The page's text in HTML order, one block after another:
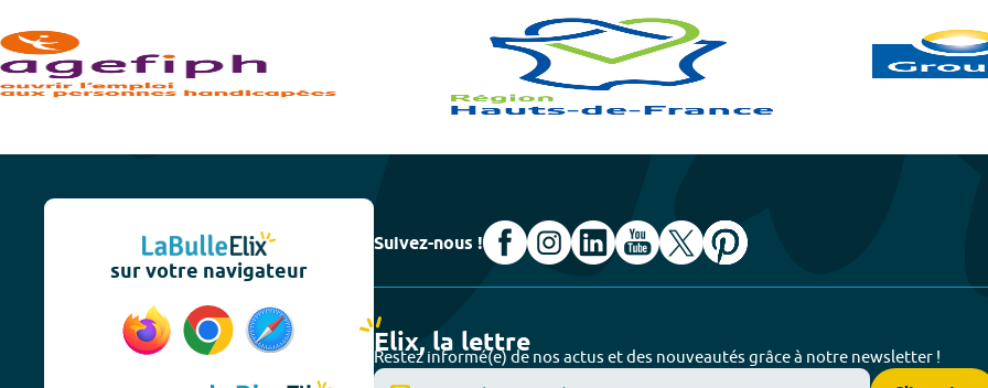
sur votre navigateur
Suivez-nous !
Elix, la lettre
Restez informé(e) de nos actus et des nouveautés grâce à notre newsletter !